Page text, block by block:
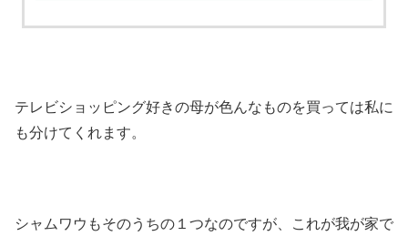
テレビショッピング好きの母が色んなものを買っては私に
も分けてくれます。
シャムワウもそのうちの１つなのですが、これが我が家で